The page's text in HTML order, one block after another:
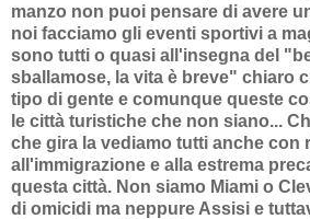
manzo non puoi pensare di avere
noi facciamo gli eventi sportivi a
sono tutti o quasi all'insegna del
sballamose, la vita è breve" chiaro
tipo di gente e comunque queste
le città turistiche che non siano...
che gira la vediamo tutti anche con
all'immigrazione e alla estrema
questa città. Non siamo Miami o
di omicidi ma neppure Assisi e